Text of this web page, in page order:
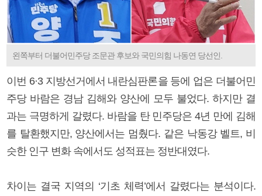
왼쪽부터 더불어민주당 조문관 후보와 국민의힘 나동연 당선인.
이번 6·3 지방선거에서 내란심판론을 등에 업은 더불어민
주당 바람은 경남 김해와 양산에 모두 불었다. 하지만 결
과는 극명하게 갈렸다. 바람을 탄 민주당은 4년 만에 김해
를 탈환했지만, 양산에서는 멈췄다. 같은 낙동강 벨트, 비
슷한 인구 변화 속에서도 성적표는 정반대였다.
차이는 결국 지역의 ‘기초 체력’에서 갈렸다는 분석이다.